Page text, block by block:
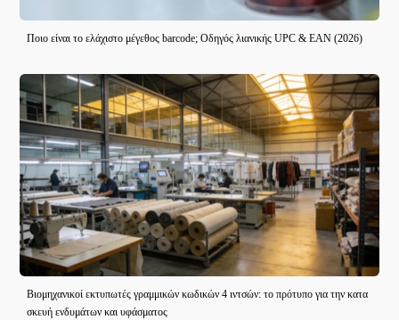
Ποιο είναι το ελάχιστο μέγεθος barcode; Οδηγός λιανικής UPC & EAN (2026)
Βιομηχανικοί εκτυπωτές γραμμικών κωδικών 4 ιντσών: το πρότυπο για την κατα
σκευή ενδυμάτων και υφάσματος